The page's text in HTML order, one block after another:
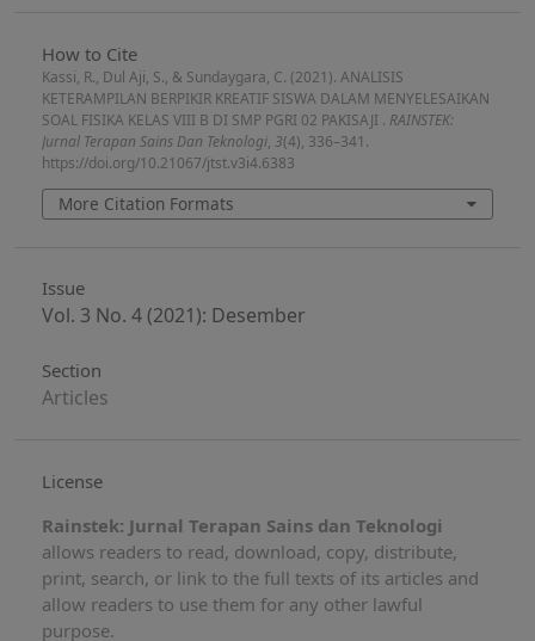
How to Cite
Kassi, R., Dul Aji, S., & Sundaygara, C. (2021). ANALISIS
KETERAMPILAN BERPIKIR KREATIF SISWA DALAM MENYELESAIKAN
SOAL FISIKA KELAS VIII B DI SMP PGRI 02 PAKISAJI . RAINSTEK:
Jurnal Terapan Sains Dan Teknologi, 3(4), 336–341.
https://doi.org/10.21067/jtst.v3i4.6383
More Citation Formats
Issue
Vol. 3 No. 4 (2021): Desember
Section
Articles
License
Rainstek: Jurnal Terapan Sains dan Teknologi
allows readers to read, download, copy, distribute,
print, search, or link to the full texts of its articles and
allow readers to use them for any other lawful
purpose.